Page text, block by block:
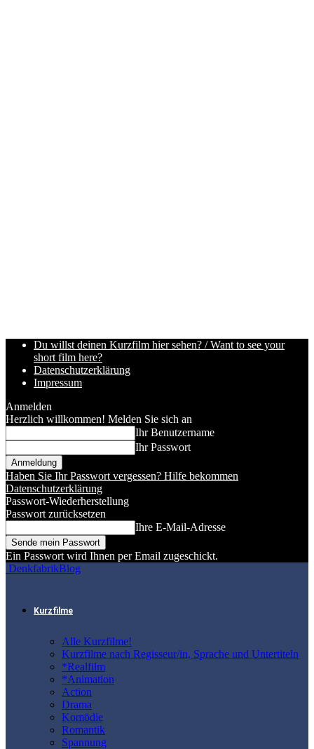
Du willst deinen Kurzfilm hier sehen? / Want to see your
short film here?
Datenschutzerklärung
Impressum
Anmelden
Herzlich willkommen! Melden Sie sich an
Ihr Benutzername
Ihr Passwort
Haben Sie Ihr Passwort vergessen? Hilfe bekommen
Datenschutzerklärung
Passwort-Wiederherstellung
Passwort zurücksetzen
Ihre E-Mail-Adresse
Ein Passwort wird Ihnen per Email zugeschickt.
DenkfabrikBlog
Kurzfilme
Alle Kurzfilme!
Kurzfilme nach Regisseur/in, Sprache und Untertiteln
*Realfilm
*Animation
Action
Drama
Komödie
Romantik
Spannung